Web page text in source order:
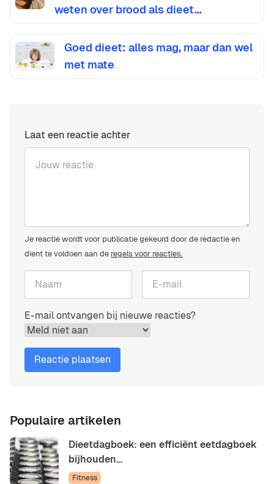
weten over brood als dieet…
Goed dieet: alles mag, maar dan wel
met mate
Laat een reactie achter
Je reactie wordt voor publicatie gekeurd door de redactie en
dient te voldoen aan de regels voor reacties.
E-mail ontvangen bij nieuwe reacties?
Populaire artikelen
Dieetdagboek: een efficiënt eetdagboek
bijhouden…
Fitness